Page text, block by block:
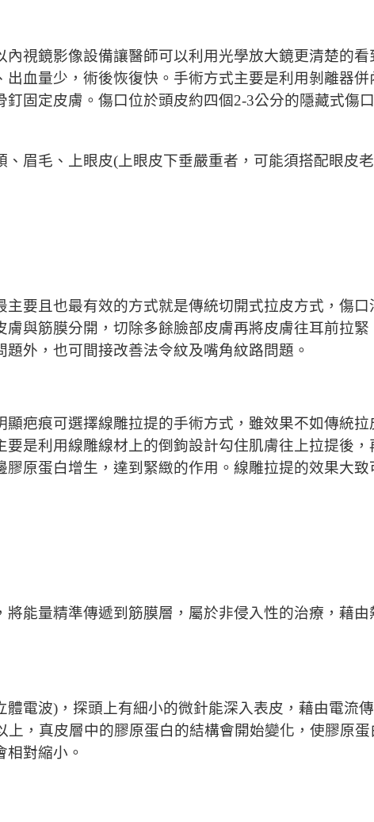
內視鏡影像設備讓醫師可以利用光學放大鏡更清楚的
出血量少，術後恢復快。手術方式主要是利用剝離器
釘固定皮膚。傷口位於頭皮約四個2-3公分的隱藏式傷
、眉毛、上眼皮(上眼皮下垂嚴重者，可能須搭配眼皮
要且也最有效的方式就是傳統切開式拉皮方式，傷
膚與筋膜分開，切除多餘臉部皮膚再將皮膚往耳前拉
外，也可間接改善法令紋及嘴角紋路問題。
顯疤痕可選擇線雕拉提的手術方式，雖效果不如傳統
要是利用線雕線材上的倒鉤設計勾住肌膚往上拉提後
原蛋白增生，達到緊緻的作用。線雕拉提的效果大致
將能量精準傳遞到筋膜層，屬於非侵入性的治療，藉
體電波)，探頭上有細小的微針能深入表皮，藉由電流
，真皮層中的膠原蛋白的結構會開始變化，使膠原
相對縮小。